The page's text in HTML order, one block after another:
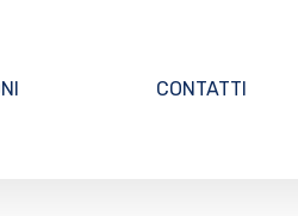
CONTATTI